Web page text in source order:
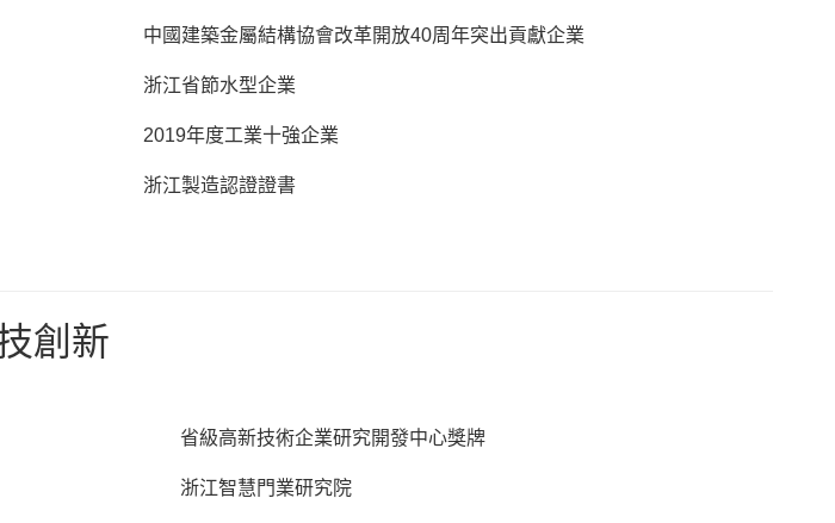
中國建築金屬結構協會改革開放40周年突出貢獻企業
浙江省節水型企業
2019年度工業十強企業
浙江製造認證證書
創新
省級高新技術企業研究開發中心獎牌
浙江智慧門業研究院